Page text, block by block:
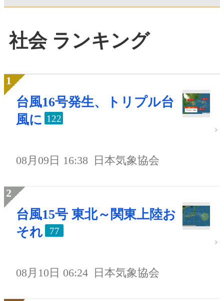
社会 ランキング
台風16号発生、トリプル台
風に 122
08月09日 16:38 日本気象協会
台風15号 東北～関東上陸お
それ
77
08月10日 06:24 日本気象協会